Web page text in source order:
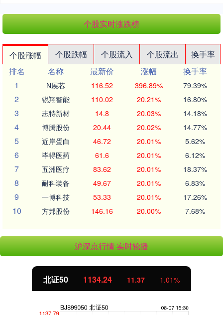
个股实时涨跌榜
个股涨幅 个股跌幅 个股流入 个股流出
换手率
排名
名称 最新价 涨幅
换手率
1
N展芯 116.52 396.89% 79.39%
2 锐翔智能 110.02 20.21% 16.80%
3 志特新材 14.8 20.03% 14.18%
4 博腾股份 20.44 20.02% 14.77%
5 近岸蛋白 46.72 20.01% 5.62%
6 毕得医药 61.6 20.01% 6.12%
7 五洲医疗 83.62 20.01% 18.37%
8 耐科装备 49.67 20.01% 6.83%
9 一博科技 53.33 20.01% 17.26%
10 方邦股份 146.16 20.00% 7.68%
沪深京行情 实时轮播
北证50 1134.24 11.37 1.01%